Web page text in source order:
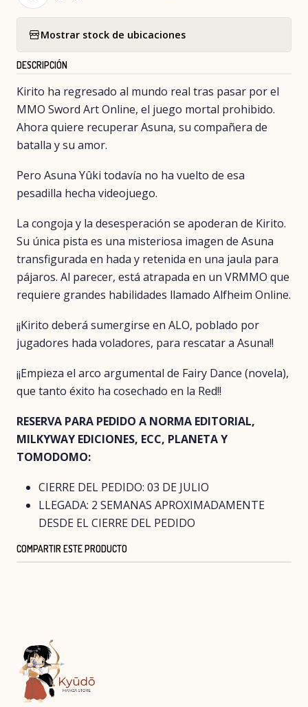
Mostrar stock de ubicaciones
DESCRIPCIÓN
Kirito ha regresado al mundo real tras pasar por el
MMO Sword Art Online, el juego mortal prohibido.
Ahora quiere recuperar Asuna, su compañera de
batalla y su amor.
Pero Asuna Yûki todavía no ha vuelto de esa
pesadilla hecha videojuego.
La congoja y la desesperación se apoderan de Kirito.
Su única pista es una misteriosa imagen de Asuna
transfigurada en hada y retenida en una jaula para
pájaros. Al parecer, está atrapada en un VRMMO que
requiere grandes habilidades llamado Alfheim Online.
¡¡Kirito deberá sumergirse en ALO, poblado por
jugadores hada voladores, para rescatar a Asuna!!
¡¡Empieza el arco argumental de Fairy Dance (novela),
que tanto éxito ha cosechado en la Red!!
RESERVA PARA PEDIDO A NORMA EDITORIAL,
MILKYWAY EDICIONES, ECC, PLANETA Y
TOMODOMO:
CIERRE DEL PEDIDO: 03 DE JULIO
LLEGADA: 2 SEMANAS APROXIMADAMENTE
DESDE EL CIERRE DEL PEDIDO
COMPARTIR ESTE PRODUCTO